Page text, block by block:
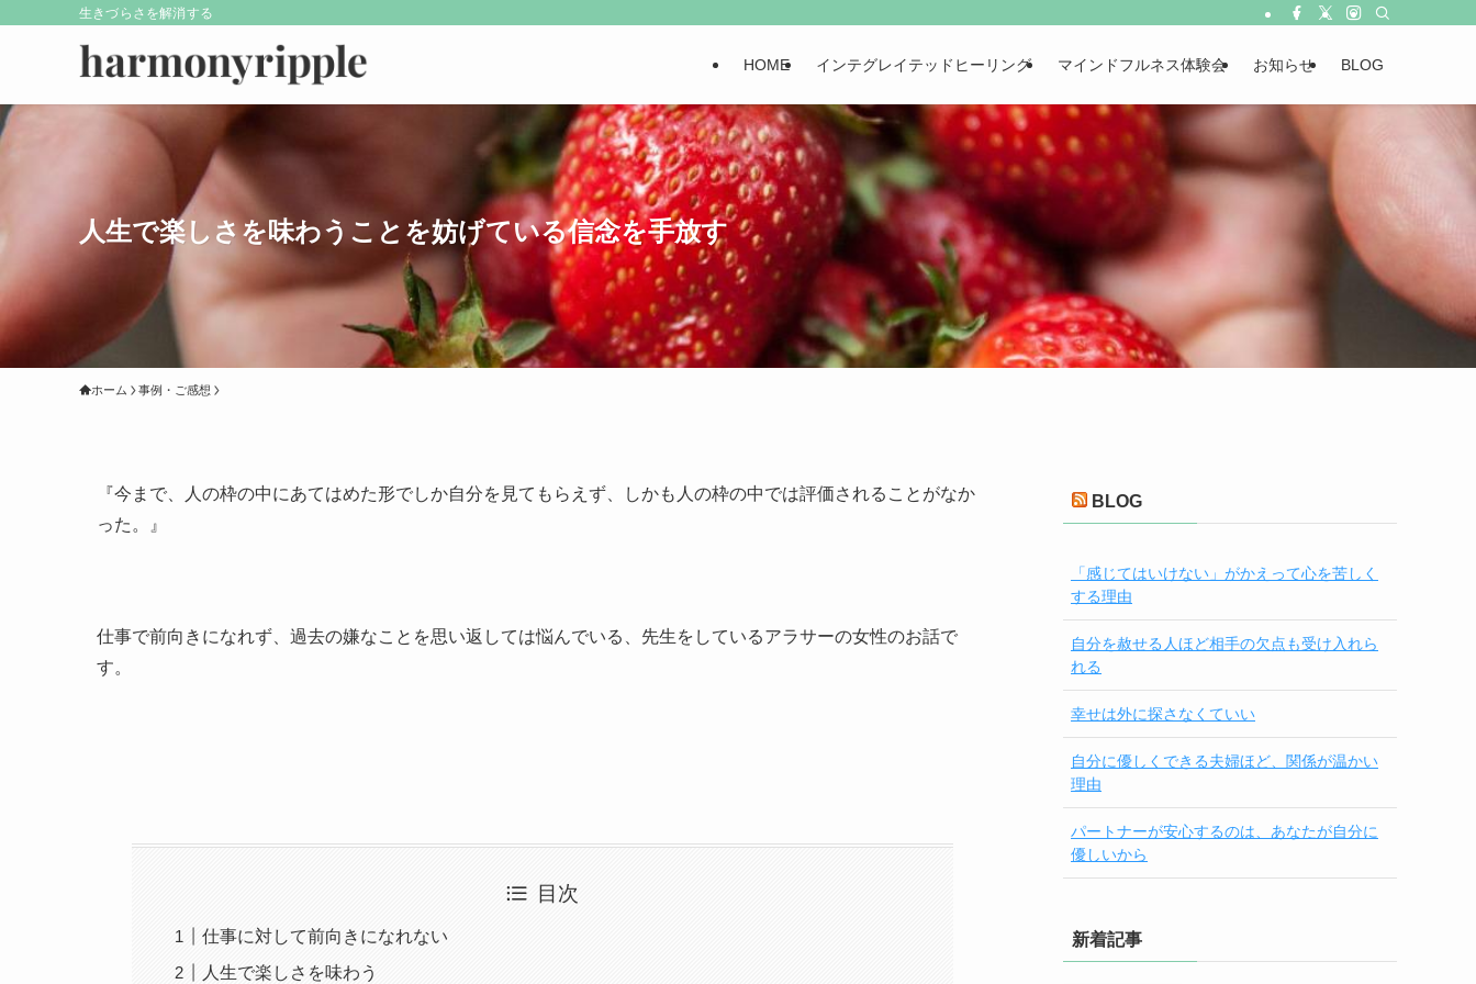
生きづらさを解消する
HOME インテグレイテッドヒーリング マインドフルネス体験会 お知らせ BLOG
人生で楽しさを味わうことを妨げている信念を手放す
ホーム 事例・ご感想
『今まで、人の枠の中にあてはめた形でしか自分を見てもらえず、しかも人の枠の中では評価されることがなか
った。』
仕事で前向きになれず、過去の嫌なことを思い返しては悩んでいる、先生をしているアラサーの女性のお話で
す。
目次
仕事に対して前向きになれない
人生で楽しさを味わう
BLOG
「感じてはいけない」がかえって心を苦しく
する理由
自分を赦せる人ほど相手の欠点も受け入れら
れる
幸せは外に探さなくていい
自分に優しくできる夫婦ほど、関係が温かい
理由
パートナーが安心するのは、あなたが自分に
優しいから
新着記事